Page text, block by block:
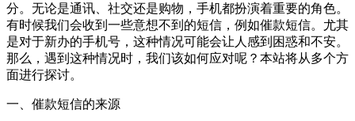
分。无论是通讯、社交还是购物，手机都扮演着重要的角色。
有时候我们会收到一些意想不到的短信，例如催款短信。尤其
是对于新办的手机号，这种情况可能会让人感到困惑和不安。
那么，遇到这种情况时，我们该如何应对呢？本站将从多个方
面进行探讨。
一、催款短信的来源